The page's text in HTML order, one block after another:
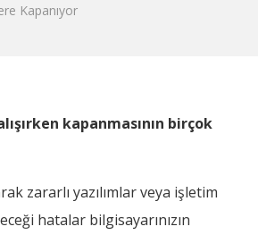
Kapanıyor
kapanmasının birçok
zararlı yazılımlar veya işletim
hatalar bilgisayarınızın